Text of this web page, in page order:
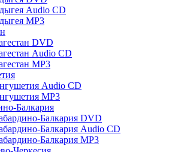
Audio CD
MP3
DVD
Audio CD
MP3
Audio CD
MP3
Балкария
Балкария DVD
Балкария Audio CD
Балкария MP3